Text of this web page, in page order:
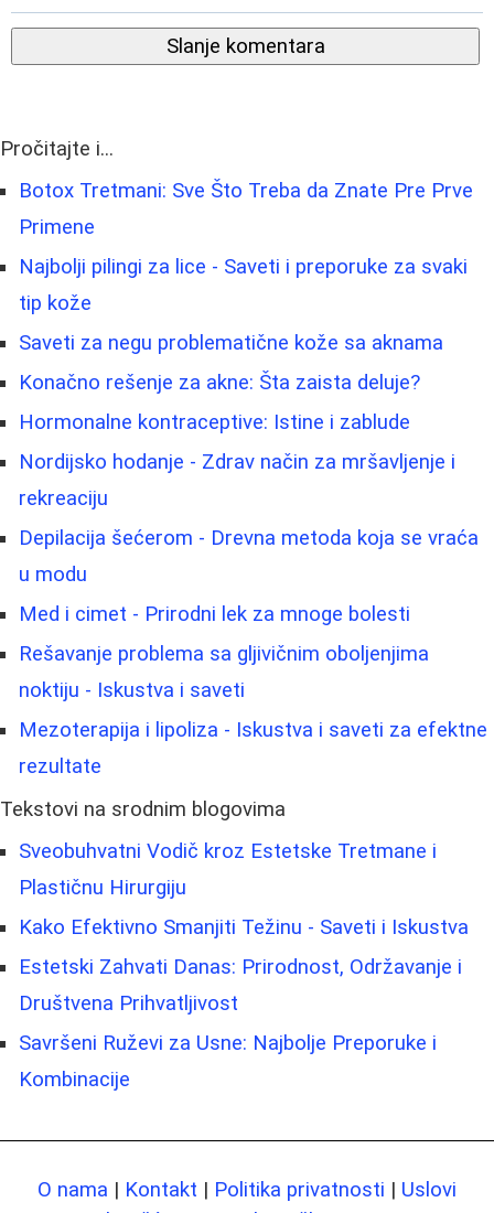
Slanje komentara
Pročitajte i...
Botox Tretmani: Sve Što Treba da Znate Pre Prve
Primene
Najbolji pilingi za lice - Saveti i preporuke za svaki
tip kože
Saveti za negu problematične kože sa aknama
Konačno rešenje za akne: Šta zaista deluje?
Hormonalne kontraceptive: Istine i zablude
Nordijsko hodanje - Zdrav način za mršavljenje i
rekreaciju
Depilacija šećerom - Drevna metoda koja se vraća
u modu
Med i cimet - Prirodni lek za mnoge bolesti
Rešavanje problema sa gljivičnim oboljenjima
noktiju - Iskustva i saveti
Mezoterapija i lipoliza - Iskustva i saveti za efektne
rezultate
Tekstovi na srodnim blogovima
Sveobuhvatni Vodič kroz Estetske Tretmane i
Plastičnu Hirurgiju
Kako Efektivno Smanjiti Težinu - Saveti i Iskustva
Estetski Zahvati Danas: Prirodnost, Održavanje i
Društvena Prihvatljivost
Savršeni Ruževi za Usne: Najbolje Preporuke i
Kombinacije
O nama | Kontakt | Politika privatnosti | Uslovi